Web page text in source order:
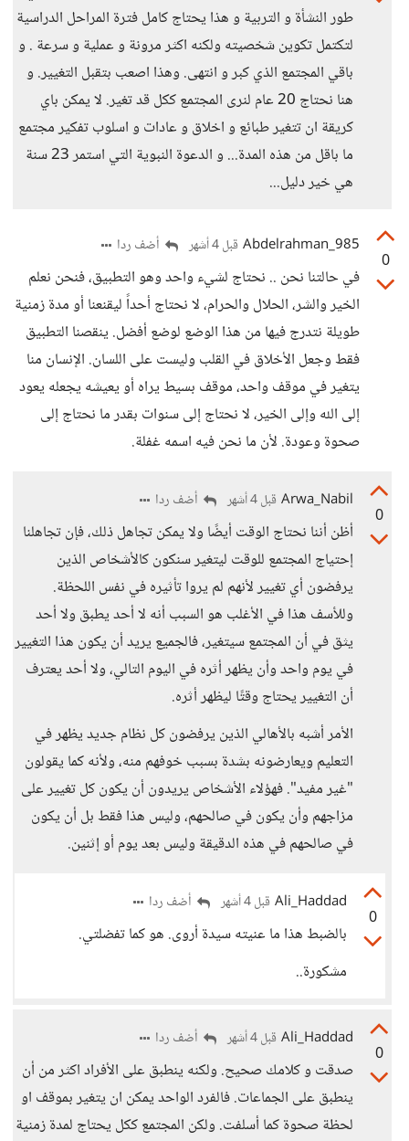
طور النشأة و التربية و هذا يحتاج كامل فترة المراحل الدراسية
لتكتمل تكوين شخصيته ولكنه اكثر مرونة و عملية و سرعة . و
باقي المجتمع الذي كبر و انتهى. وهذا اصعب بتقبل التغيير. و
هنا نحتاج 20 عام لنرى المجتمع ككل قد تغير. لا يمكن باي
كريقة ان تتغير طبائع و اخلاق و عادات و اسلوب تفكير مجتمع
ما باقل من هذه المدة... و الدعوة النبوية التي استمر 23 سنة
هي خير دليل...
0
Abdelrahman_985 قبل 4 أشهر أضف ردا
في حالتنا نحن .. نحتاج لشيء واحد وهو التطبيق، فنحن نعلم
الخير والشر، الحلال والحرام، لا نحتاج أحداً ليقنعنا أو مدة زمنية
طويلة نتدرج فيها من هذا الوضع لوضع أفضل. ينقصنا التطبيق
فقط وجعل الأخلاق في القلب وليست على اللسان. الإنسان منا
يتغير في موقف واحد، موقف بسيط يراه أو يعيشه يجعله يعود
إلى الله وإلى الخير، لا نحتاج إلى سنوات بقدر ما نحتاج إلى
صحوة وعودة. لأن ما نحن فيه اسمه غفلة.
0
Arwa_Nabil قبل 4 أشهر أضف ردا
أظن أننا نحتاج الوقت أيضًا ولا يمكن تجاهل ذلك، فإن تجاهلنا
إحتياج المجتمع للوقت ليتغير سنكون كالأشخاص الذين
يرفضون أي تغيير لأنهم لم يروا تأثيره في نفس اللحظة.
وللأسف هذا في الأغلب هو السبب أنه لا أحد يطبق ولا أحد
يثق في أن المجتمع سيتغير، فالجميع يريد أن يكون هذا التغيير
في يوم واحد وأن يظهر أثره في اليوم التالي، ولا أحد يعترف
أن التغيير يحتاج وقتًا ليظهر أثره.
الأمر أشبه بالأهالي الذين يرفضون كل نظام جديد يظهر في
التعليم ويعارضونه بشدة بسبب خوفهم منه، ولأنه كما يقولون
"غير مفيد". فهؤلاء الأشخاص يريدون أن يكون كل تغيير على
مزاجهم وأن يكون في صالحهم، وليس هذا فقط بل أن يكون
في صالحهم في هذه الدقيقة وليس بعد يوم أو إثنين.
0
Ali_Haddad قبل 4 أشهر أضف ردا
بالضبط هذا ما عنيته سيدة أروى. هو كما تفضلتي.
مشكورة..
0
Ali_Haddad قبل 4 أشهر أضف ردا
صدقت و كلامك صحيح. ولكنه ينطبق على الأفراد اكثر من أن
ينطبق على الجماعات. فالفرد الواحد يمكن ان يتغير بموقف او
لحظة صحوة كما أسلفت. ولكن المجتمع ككل يحتاج لمدة زمنية